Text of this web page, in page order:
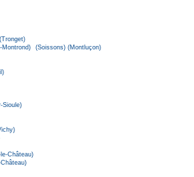
(Tronget)
Montrond) (Soissons) (Montluçon)
Sioule)
Château)